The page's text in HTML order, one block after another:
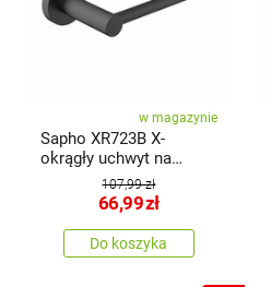
w magazynie
Sapho XR723B X-
okrągły uchwyt na
papier toaletowy, bez
pokrywy, czarny
107,99 zł
66,99zł
Do koszyka